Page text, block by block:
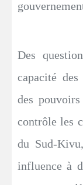
Des
capacité
des
contrôle les
du Sud-
influence à